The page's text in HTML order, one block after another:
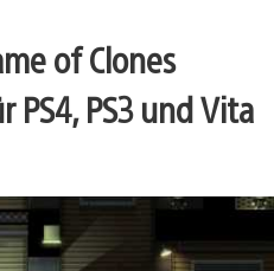
of Clones
PS3 und Vita